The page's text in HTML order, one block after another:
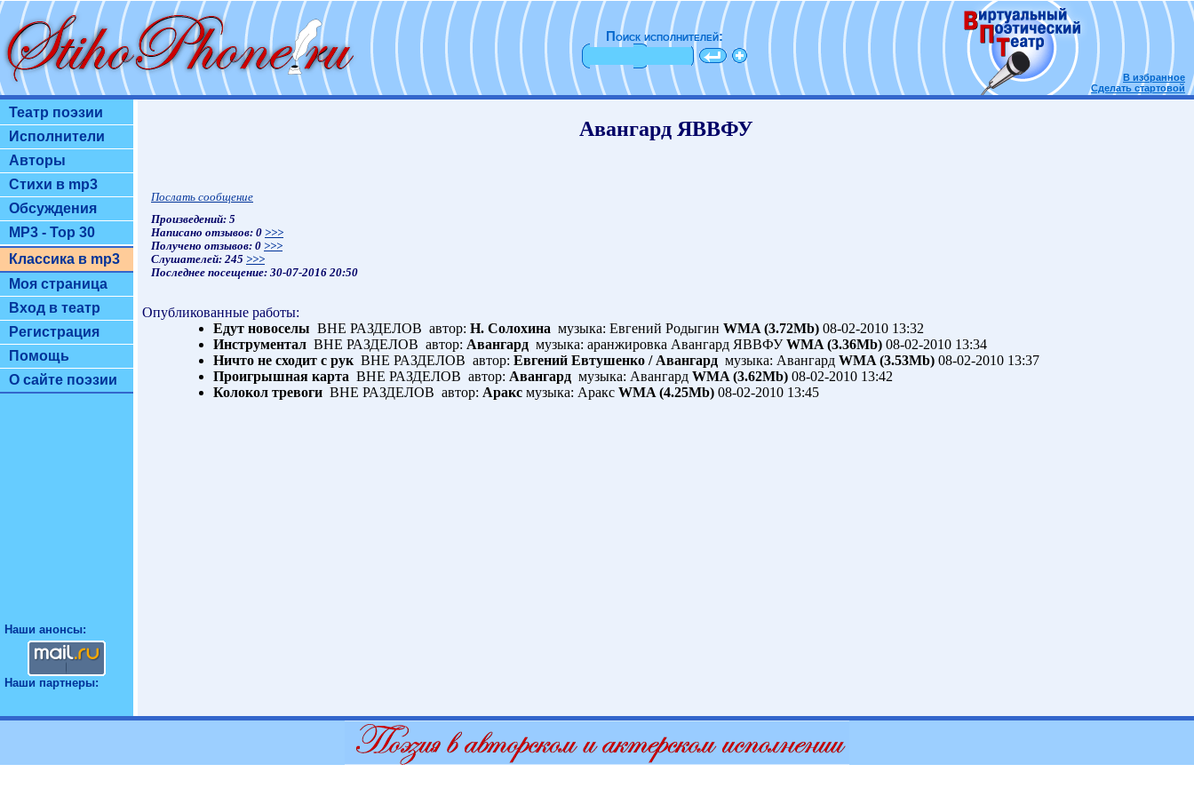
Поиск исполнителей:
В избранное
Сделать стартовой
Театр поэзии
Исполнители
Авторы
Стихи в mp3
Обсуждения
MP3 - Top 30
Классика в mp3
Моя страница
Вход в театр
Регистрация
Помощь
О сайте поэзии
Наши анонсы:
Наши партнеры:
Авангард ЯВВФУ
Послать сообщение
Произведений: 5
Написано отзывов: 0 >>>
Получено отзывов: 0 >>>
Слушателей: 245 >>>
Последнее посещение: 30-07-2016 20:50
Опубликованные работы:
Едут новоселы ВНЕ РАЗДЕЛОВ автор: Н. Солохина музыка: Евгений Родыгин WMA (3.72Mb) 08-02-2010 13:32
Инструментал ВНЕ РАЗДЕЛОВ автор: Авангард музыка: аранжировка Авангард ЯВВФУWMA (3.36Mb) 08-02-2010 13:34
Ничто не сходит с рук ВНЕ РАЗДЕЛОВ автор: Евгений Евтушенко / Авангард музыка: Авангард WMA (3.53Mb) 08-02-2010 13:37
Проигрышная карта ВНЕ РАЗДЕЛОВ автор: Авангард музыка: Авангард WMA (3.62Mb) 08-02-2010 13:42
Колокол тревоги ВНЕ РАЗДЕЛОВ автор: Аракс музыка: Аракс WMA (4.25Mb) 08-02-2010 13:45